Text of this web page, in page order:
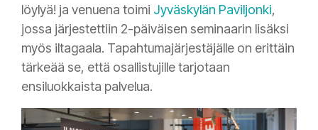
löylyä! ja venuena toimi Jyväskylän Paviljonki,
jossa järjestettiin 2-päiväisen seminaarin lisäksi
myös iltagaala. Tapahtumajärjestäjälle on erittäin
tärkeää se, että osallistujille tarjotaan
ensiluokkaista palvelua.